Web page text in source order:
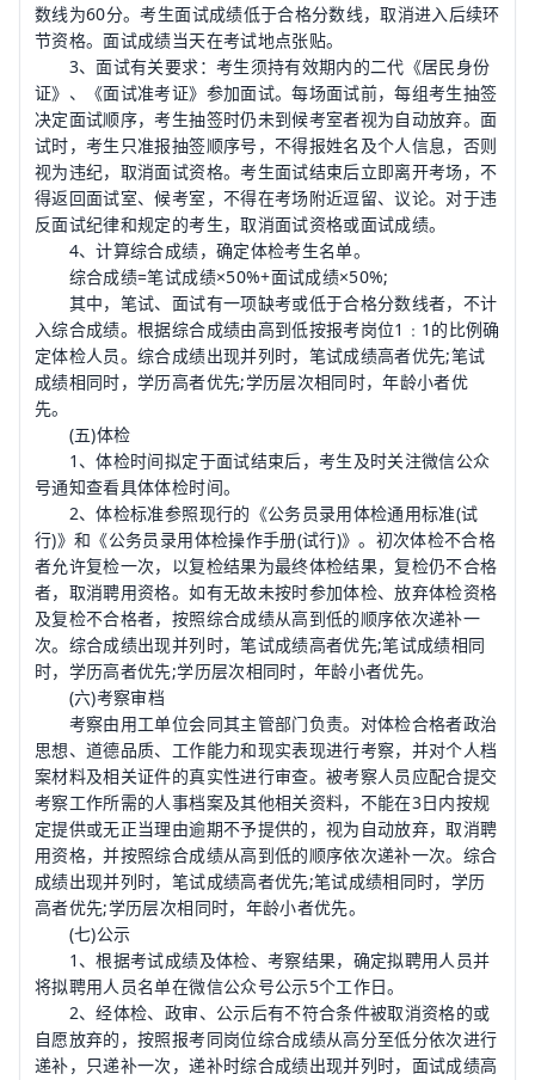
数线为60分。考生面试成绩低于合格分数线，取消进入后续环
节资格。面试成绩当天在考试地点张贴。
3、面试有关要求：考生须持有效期内的二代《居民身份
证》、《面试准考证》参加面试。每场面试前，每组考生抽签
决定面试顺序，考生抽签时仍未到候考室者视为自动放弃。面
试时，考生只准报抽签顺序号，不得报姓名及个人信息，否则
视为违纪，取消面试资格。考生面试结束后立即离开考场，不
得返回面试室、候考室，不得在考场附近逗留、议论。对于违
反面试纪律和规定的考生，取消面试资格或面试成绩。
4、计算综合成绩，确定体检考生名单。
综合成绩=笔试成绩×50%+面试成绩×50%;
其中，笔试、面试有一项缺考或低于合格分数线者，不计
入综合成绩。根据综合成绩由高到低按报考岗位1﹕1的比例确
定体检人员。综合成绩出现并列时，笔试成绩高者优先;笔试
成绩相同时，学历高者优先;学历层次相同时，年龄小者优
先。
(五)体检
1、体检时间拟定于面试结束后，考生及时关注微信公众
号通知查看具体体检时间。
2、体检标准参照现行的《公务员录用体检通用标准(试
行)》和《公务员录用体检操作手册(试行)》。初次体检不合格
者允许复检一次，以复检结果为最终体检结果，复检仍不合格
者，取消聘用资格。如有无故未按时参加体检、放弃体检资格
及复检不合格者，按照综合成绩从高到低的顺序依次递补一
次。综合成绩出现并列时，笔试成绩高者优先;笔试成绩相同
时，学历高者优先;学历层次相同时，年龄小者优先。
(六)考察审档
考察由用工单位会同其主管部门负责。对体检合格者政治
思想、道德品质、工作能力和现实表现进行考察，并对个人档
案材料及相关证件的真实性进行审查。被考察人员应配合提交
考察工作所需的人事档案及其他相关资料，不能在3日内按规
定提供或无正当理由逾期不予提供的，视为自动放弃，取消聘
用资格，并按照综合成绩从高到低的顺序依次递补一次。综合
成绩出现并列时，笔试成绩高者优先;笔试成绩相同时，学历
高者优先;学历层次相同时，年龄小者优先。
(七)公示
1、根据考试成绩及体检、考察结果，确定拟聘用人员并
将拟聘用人员名单在微信公众号公示5个工作日。
2、经体检、政审、公示后有不符合条件被取消资格的或
自愿放弃的，按照报考同岗位综合成绩从高分至低分依次进行
递补，只递补一次，递补时综合成绩出现并列时，面试成绩高